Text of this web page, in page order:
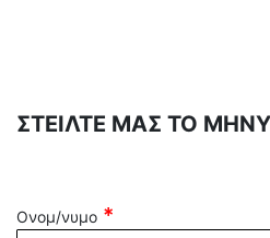
ΣΤΕΙΛΤΕ ΜΑΣ ΤΟ
Ονομ/νυμο